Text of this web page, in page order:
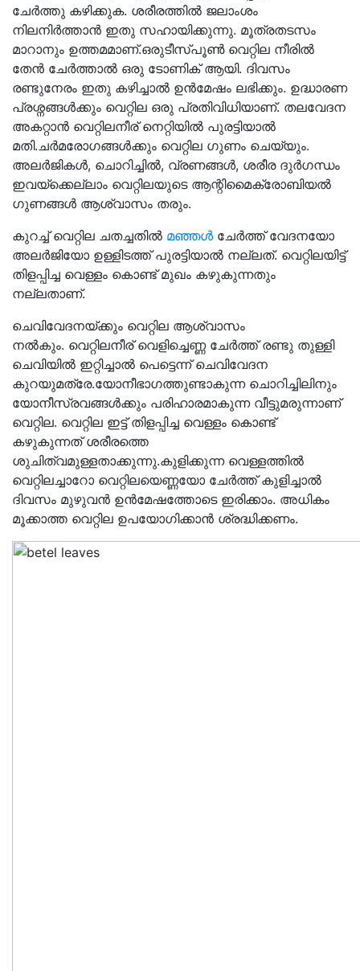
ചേർത്തു കഴിക്കുക. ശരീരത്തിൽ ജലാംശം
നിലനിർത്താൻ ഇതു സഹായിക്കുന്നു. മൂത്രതടസം
മാറാനും ഉത്തമമാണ്.ഒരുടീസ്പൂൺ വെറ്റില നീരിൽ
തേൻ ചേർത്താൽ ഒരു ടോണിക് ആയി. ദിവസം
രണ്ടുനേരം ഇതു കഴിച്ചാൽ ഉൻമേഷം ലഭിക്കും. ഉദ്ധാരണ
പ്രശ്നങ്ങൾക്കും വെറ്റില ഒരു പ്രതിവിധിയാണ്. തലവേദന
അകറ്റാൻ വെറ്റിലനീര് നെറ്റിയിൽ പുരട്ടിയാൽ
മതി.ചർമരോഗങ്ങൾക്കും വെറ്റില ഗുണം ചെയ്യും.
അലർജികൾ, ചൊറിച്ചിൽ, വ്രണങ്ങൾ, ശരീര ദുർഗന്ധം
ഇവയ്ക്കെല്ലാം വെറ്റിലയുടെ ആന്റിമൈക്രോബിയൽ
ഗുണങ്ങൾ ആശ്വാസം തരും.
കുറച്ച് വെറ്റില ചതച്ചതിൽ മഞ്ഞൾ ചേർത്ത് വേദനയോ
അലർജിയോ ഉള്ളിടത്ത് പുരട്ടിയാൽ നല്ലത്. വെറ്റിലയിട്ട്
തിളപ്പിച്ച വെള്ളം കൊണ്ട് മുഖം കഴുകുന്നതും
നല്ലതാണ്.
ചെവിവേദനയ്ക്കും വെറ്റില ആശ്വാസം
നൽകും. വെറ്റിലനീര് വെളിച്ചെണ്ണ ചേർത്ത് രണ്ടു തുള്ളി
ചെവിയിൽ ഇറ്റിച്ചാൽ പെട്ടെന്ന് ചെവിവേദന
കുറയുമത്രേ.യോനീഭാഗത്തുണ്ടാകുന്ന ചൊറിച്ചിലിനും
യോനീസ്രവങ്ങൾക്കും പരിഹാരമാകുന്ന വീട്ടുമരുന്നാണ്
വെറ്റില. വെറ്റില ഇട്ട് തിളപ്പിച്ച വെള്ളം കൊണ്ട്
കഴുകുന്നത് ശരീരത്തെ
ശുചിത്വമുള്ളതാക്കുന്നു.കുളിക്കുന്ന വെള്ളത്തിൽ
വെറ്റിലച്ചാറോ വെറ്റിലയെണ്ണയോ ചേർത്ത് കുളിച്ചാൽ
ദിവസം മുഴുവൻ ഉൻമേഷത്തോടെ ഇരിക്കാം. അധികം
മൂക്കാത്ത വെറ്റില ഉപയോഗിക്കാൻ ശ്രദ്ധിക്കണം.